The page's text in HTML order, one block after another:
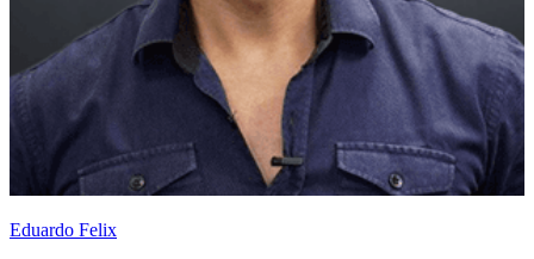
Eduardo Felix